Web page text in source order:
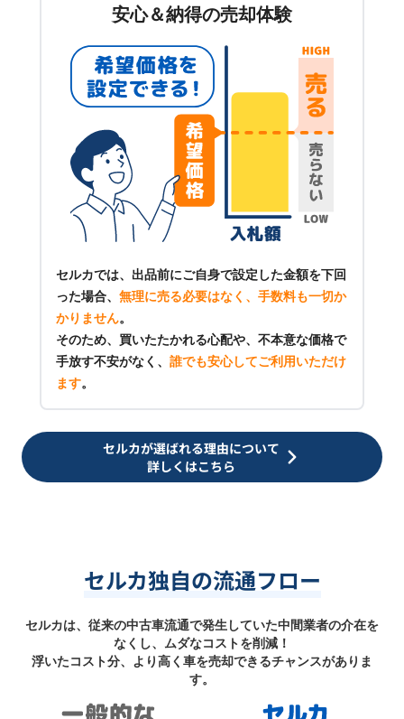
安心＆納得の売却体験
セルカでは、出品前にご自身で設定した金額を下回
った場合、 無理に売る必要はなく、手数料も一切か
かりません。
そのため、買いたたかれる心配や、不本意な価格で
手放す不安がなく、 誰でも安心してご利用いただけ
ます。
セルカが選ばれる理由について
詳しくはこちら
セルカ独自の流通フロー
セルカは、従来の中古車流通で発生していた中間業者の介在を
なくし、ムダなコストを削減！
浮いたコスト分、より高く車を売却できるチャンスがありま
す。